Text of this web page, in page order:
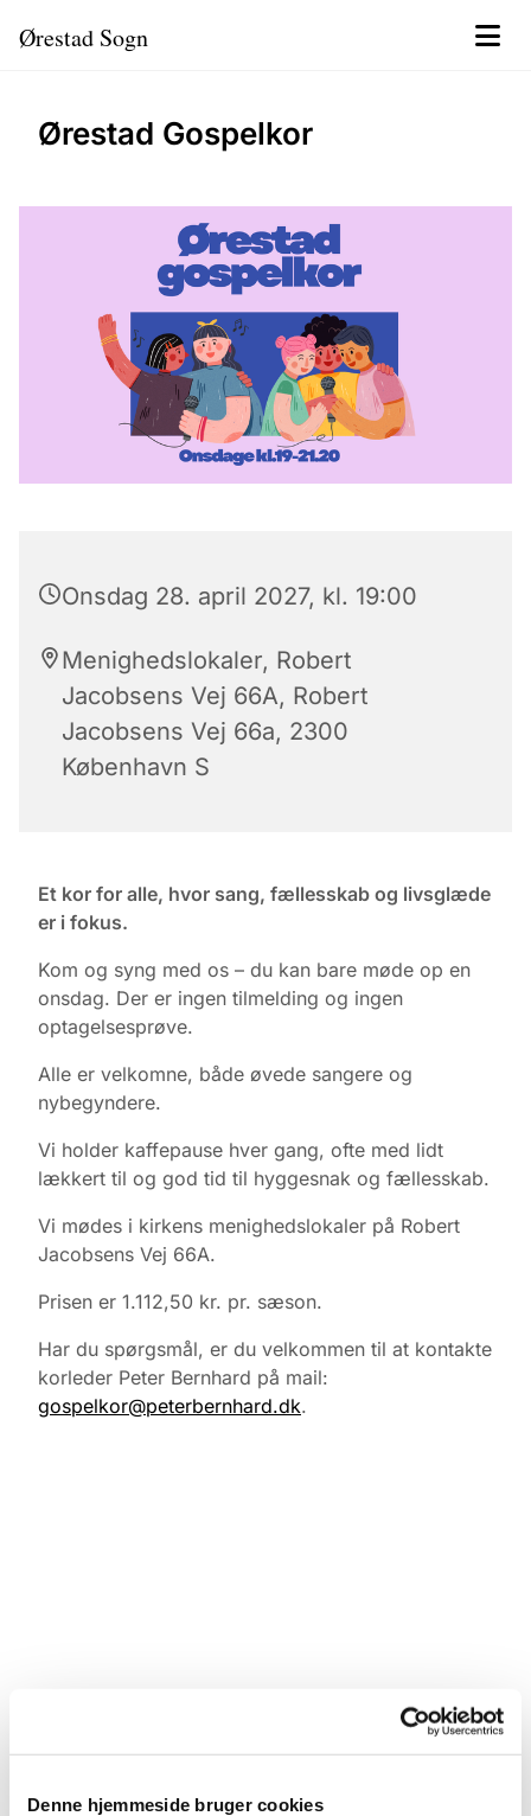
Denne hjemmeside bruger cookies
Ørestad Sogn
Ørestad Gospelkor
Onsdag 28. april 2027, kl. 19:00
Menighedslokaler, Robert
Jacobsens Vej 66A, Robert
Jacobsens Vej 66a, 2300
København S
Et kor for alle, hvor sang, fællesskab og livsglæde
er i fokus.
Kom og syng med os – du kan bare møde op en
onsdag. Der er ingen tilmelding og ingen
optagelsesprøve.
Alle er velkomne, både øvede sangere og
nybegyndere.
Vi holder kaffepause hver gang, ofte med lidt
lækkert til og god tid til hyggesnak og fællesskab.
Vi mødes i kirkens menighedslokaler på Robert
Jacobsens Vej 66A.
Prisen er 1.112,50 kr. pr. sæson.
Har du spørgsmål, er du velkommen til at kontakte
korleder Peter Bernhard på mail:
gospelkor@peterbernhard.dk.